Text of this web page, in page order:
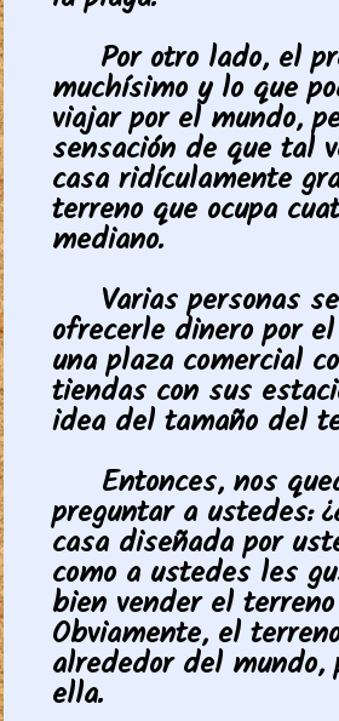
Por otro lado, el
muchísimo y lo que
viajar por el mundo,
sensación de que tal
casa ridículamente
terreno que ocupa
mediano.
Varias personas
ofrecerle dinero por
una plaza comercial
tiendas con sus
idea del tamaño del
Entonces, nos
preguntar a ustedes:
casa diseñada por
como a ustedes les
bien vender el
Obviamente, el
alrededor del
ella.